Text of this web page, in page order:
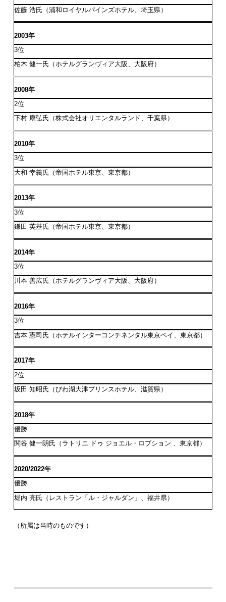
佐藤 浩氏（浦和ロイヤルパインズホテル、埼玉県）
2003年
3位
柏木 健一氏（ホテルグランヴィア大阪、大阪府）
2008年
2位
下村 康弘氏（株式会社オリエンタルランド、千葉県）
2010年
3位
大和 幸義氏（帝国ホテル東京、東京都）
2013年
3位
鎌田 英基氏（帝国ホテル東京、東京都）
2014年
3位
川本 善広氏（ホテルグランヴィア大阪、大阪府）
2016年
3位
吉本 憲司氏（ホテルインターコンチネンタル東京ベイ、東京都）
2017年
2位
坂田 知昭氏（びわ湖大津プリンスホテル、滋賀県）
2018年
優勝
関谷 健一朗氏（ラトリエ ドゥ ジョエル・ロブション 、東京都）
2020/2022年
優勝
堀内 亮氏（レストラン「ル・ジャルダン」、福井県）
（所属は当時のものです）